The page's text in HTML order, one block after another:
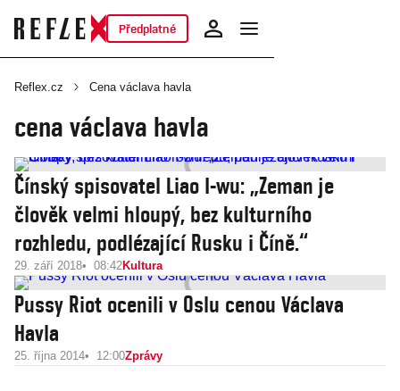
Předplatné
Reflex.cz Cena václava havla
cena václava havla
Čínský spisovatel Liao I-wu: „Zeman je
člověk velmi hloupý, bez kulturního
rozhledu, podlézající Rusku i Číně.“
29. září 2018 08:42Kultura
Pussy Riot ocenili v Oslu cenou Václava
Havla
25. října 2014 12:00Zprávy